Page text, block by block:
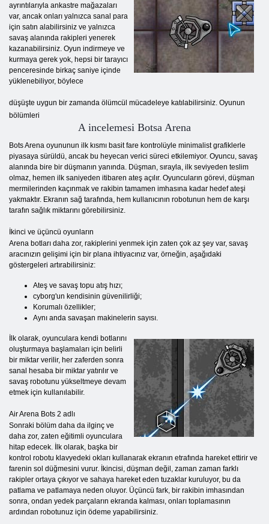
ayrıntılarıyla ankastre mağazaları
var, ancak onları yalnızca sanal para
için satın alabilirsiniz ve yalnızca
savaş alanında rakipleri yenerek
kazanabilirsiniz. Oyun indirmeye ve
kurmaya gerek yok, hepsi bir tarayıcı
penceresinde birkaç saniye içinde
yüklenebiliyor, böylece
düşüşte uygun bir zamanda ölümcül mücadeleye katılabilirsiniz. Oyunun
bölümleri
A incelemesi Botsa Arena
Bots Arena oyununun ilk kısmı basit fare kontrolüyle minimalist grafiklerle
piyasaya sürüldü, ancak bu heyecan verici süreci etkilemiyor. Oyuncu, savaş
alanında bire bir düşmanın yanında. Düşman, sırayla, ilk seviyeden teslim
olmaz, hemen ilk saniyeden itibaren ateş açılır. Oyuncuların görevi, düşman
mermilerinden kaçınmak ve rakibin tamamen imhasına kadar hedef ateşi
yakmaktır. Ekranın sağ tarafında, hem kullanıcının robotunun hem de karşı
tarafın sağlık miktarını görebilirsiniz.
İkinci ve üçüncü oyunların
Arena botları daha zor, rakiplerini yenmek için zaten çok az şey var, savaş
aracınızın gelişimi için bir plana ihtiyacınız var, örneğin, aşağıdaki
göstergeleri artırabilirsiniz:
Ateş ve savaş topu atış hızı;
cyborg'un kendisinin güvenilirliği;
Korumalı özellikler;
Aynı anda savaşan makinelerin sayısı.
İlk olarak, oyunculara kendi botlarını
oluşturmaya başlamaları için belirli
bir miktar verilir, her zaferden sonra
sanal hesaba bir miktar yatırılır ve
savaş robotunu yükseltmeye devam
etmek için kullanılabilir.
Air Arena Bots 2 adlı
Sonraki bölüm daha da ilginç ve
daha zor, zaten eğitimli oyunculara
hitap edecek. İlk olarak, başka bir
kontrol robotu klavyedeki okları kullanarak ekranın etrafında hareket ettirir ve
farenin sol düğmesini vurur. İkincisi, düşman değil, zaman zaman farklı
rakipler ortaya çıkıyor ve sahaya hareket eden tuzaklar kuruluyor, bu da
patlama ve patlamaya neden oluyor. Üçüncü fark, bir rakibin imhasından
sonra, ondan yedek parçaların ekranda kalması, onları toplamasının
ardından robotunuz için ödeme yapabilirsiniz.